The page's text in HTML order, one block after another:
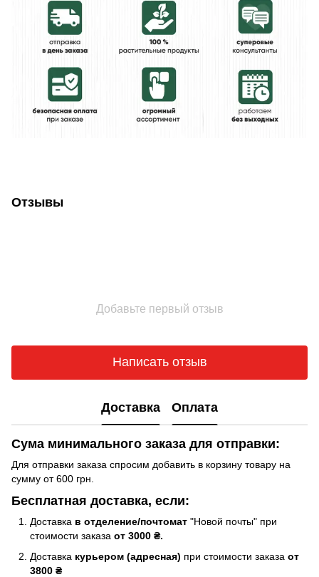
Отзывы
Добавьте первый отзыв
Написать отзыв
Доставка Оплата
Сума минимального заказа для отправки:
Для отправки заказа спросим добавить в корзину товару на
сумму от 600 грн.
Бесплатная доставка, если:
Доставка в отделение/почтомат "Новой почты" при
стоимости заказа от 3000 ₴.
Доставка курьером (адресная) при стоимости заказа от
3800 ₴